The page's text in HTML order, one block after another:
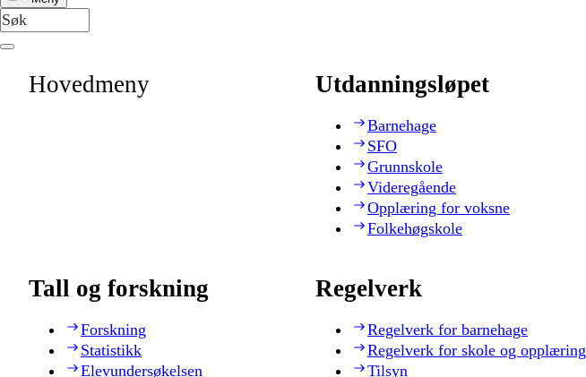
Hovedmeny Utdanningsløpet
Barnehage
SFO
Grunnskole
Videregående
Opplæring for voksne
Folkehøgskole
Tall og forskning
Forskning
Statistikk
Elevundersøkelsen
Regelverk
Regelverk for barnehage
Regelverk for skole og opplæring
Tilsyn